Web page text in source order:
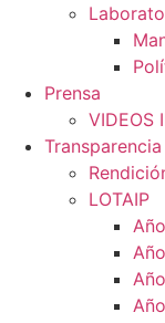
Prensa
VIDEOS
Transparencia
LOTAIP